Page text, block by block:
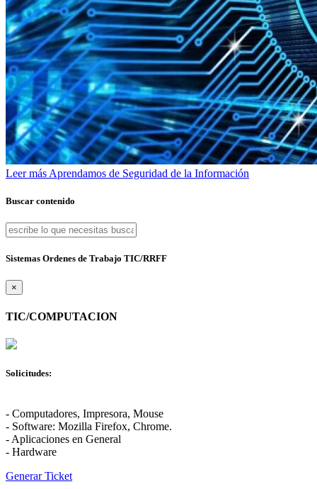
Leer más Aprendamos de Seguridad de la Información
Buscar contenido
Sistemas Ordenes de Trabajo TIC/RRFF
×
TIC/COMPUTACION
Solicitudes:
- Computadores, Impresora, Mouse
- Software: Mozilla Firefox, Chrome.
- Aplicaciones en General
- Hardware
Generar Ticket